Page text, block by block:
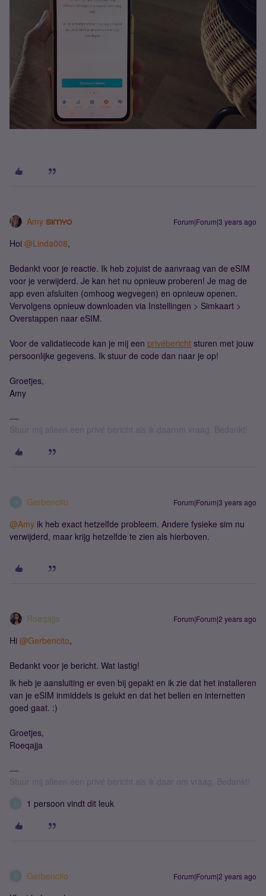
Amy Forum|Forum|3 years ago
Hoi @Linda008,
Bedankt voor je reactie. Ik heb zojuist de aanvraag van de eSIM
voor je verwijderd. Je kan het nu opnieuw proberen! Je mag de
app even afsluiten (omhoog wegvegen) en opnieuw openen.
Vervolgens opnieuw downloaden via Instellingen > Simkaart >
Overstappen naar eSIM.
Voor de validatiecode kan je mij een privébericht sturen met jouw
persoonlijke gegevens. Ik stuur de code dan naar je op!
Groetjes,
Amy
Stuur mij alleen een privé bericht als ik daarom vraag. Bedankt!
Gerbencito Forum|Forum|3 years ago
@Amy ik heb exact hetzelfde probleem. Andere fysieke sim nu
verwijderd, maar krijg hetzelfde te zien als hierboven.
Roeqajja Forum|Forum|2 years ago
Hi @Gerbencito,
Bedankt voor je bericht. Wat lastig!
Ik heb je aansluiting er even bij gepakt en ik zie dat het installeren
van je eSIM inmiddels is gelukt en dat het bellen en internetten
goed gaat. :)
Groetjes,
Roeqajja
Stuur mij alleen een privé bericht als ik daar om vraag. Bedankt!
1 persoon vindt dit leuk
Gerbencito Forum|Forum|2 years ago